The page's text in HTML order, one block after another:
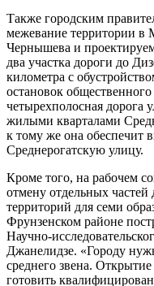
Также городским
межевание территории в
Чернышева и
два участка дороги до
километра с
остановок
четырехполосная дорога
жилыми кварталами
к тому же она обеспечит
Среднерогатскую улицу.
Кроме того, на рабочем
отмену отдельных
территорий для семи
Фрунзенском районе
Научно-
Джанелидзе. «Городу
среднего звена.
готовить